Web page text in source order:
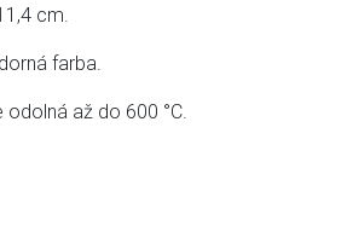
cm.
farba.
až do 600 °C.